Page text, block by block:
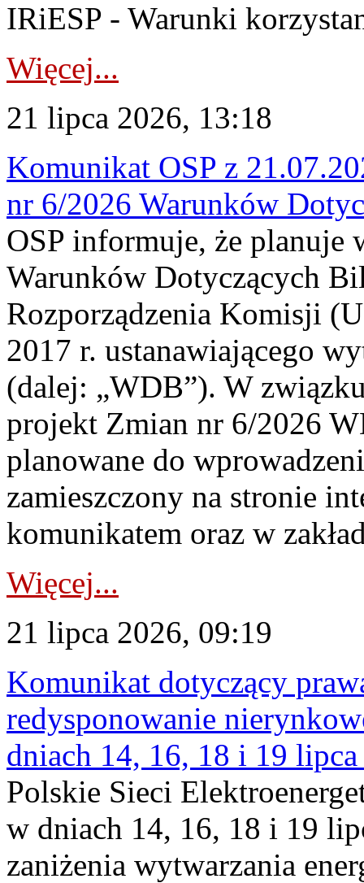
IRiESP - Warunki
Więcej...
21 lipca 2026, 13:18
Komunikat OSP z
nr 6/2026 Warunków
OSP informuje, że planuje
Warunków Dotyczących
Rozporządzenia Komisji
2017 r. ustanawiającego
(dalej: „WDB”). W
projekt Zmian nr 6/2026
planowane do
zamieszczony na stronie
komunikatem oraz w
Więcej...
21 lipca 2026, 09:19
Komunikat dotyczący
redysponowanie
dniach 14, 16, 18 i 19
Polskie Sieci
w dniach 14, 16, 18 i 19
zaniżenia wytwarzania